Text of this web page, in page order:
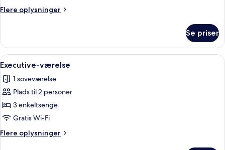
Flere oplysninger
Flere
dobbeltværelse
Se priser
Indlæs
alle
billeder
af
Executive-
værelse
Et hotelværelse med en stor seng,
13
Executive-værelse
1 soveværelse
Plads til 2 personer
3 enkeltsenge
Gratis Wi-Fi
Flere oplysninger
Flere